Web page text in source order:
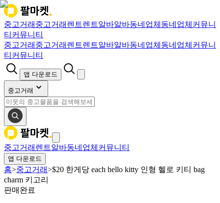
중고거래 중고거래 렌트렌트알바알바동네업체 동네업체 커뮤니
티 커뮤니티
중고거래 중고거래 렌트렌트알바알바동네업체 동네업체 커뮤니
티 커뮤니티
앱 다운로드
중고거래
중고거래 렌트알바동네업체 커뮤니티
앱 다운로드
홈>중고거래>$20 한게당 each hello kitty 인형 헬로 키티 bag
charm 키고리
판매완료